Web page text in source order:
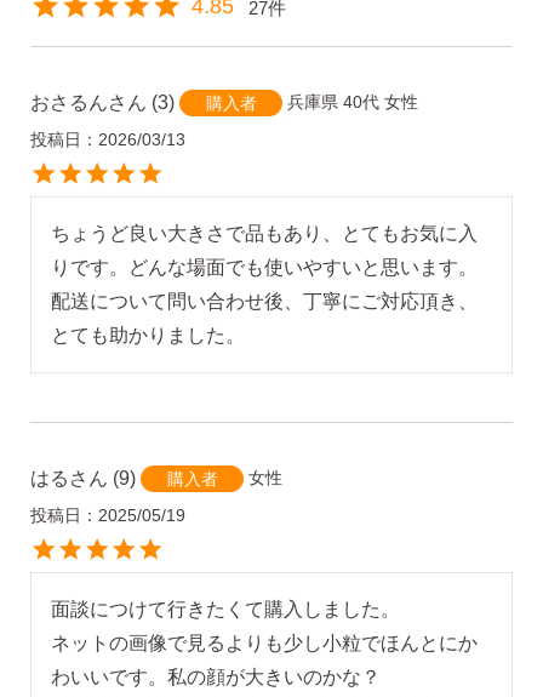
即日発送
場合
用後の返品可
4.85 27
おさるん 3 購入者 兵庫県 40代 女性
投稿日
2026/03/13
ちょうど良い大きさで品もあり、とてもお気に入
りです。どんな場面でも使いやすいと思います。
配送について問い合わせ後、丁寧にご対応頂き、
とても助かりました。
はる 9 購入者
女性
投稿日
2025/05/19
面談につけて行きたくて購入しました。
ネットの画像で見るよりも少し小粒でほんとにか
わいいです。私の顔が大きいのかな？